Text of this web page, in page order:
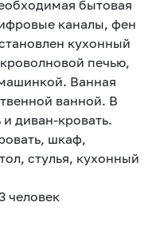
бытовая
каналы, фен
кухонный
печью,
Ванная
ванной. В
и диван-кровать.
шкаф,
стулья, кухонный
человек